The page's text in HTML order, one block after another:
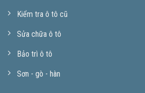
Kiểm tra ô tô cũ
Sửa chữa ô tô
Bảo trì ô tô
Sơn - gò - hàn